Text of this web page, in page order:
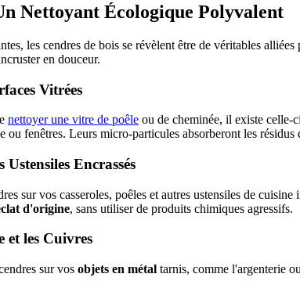
Nettoyant Écologique Polyvalent
les cendres de bois se révèlent être de véritables alliées
en douceur.
Vitrées
nettoyer une vitre de poêle ou de cheminée, il existe celle-
ou fenêtres. Leurs micro-particules absorberont les résidus
Ustensiles Encrassés
sur vos casseroles, poêles et autres ustensiles de
d'origine, sans utiliser de produits chimiques agressifs.
les Cuivres
sur vos objets en métal tarnis, comme l'argenterie